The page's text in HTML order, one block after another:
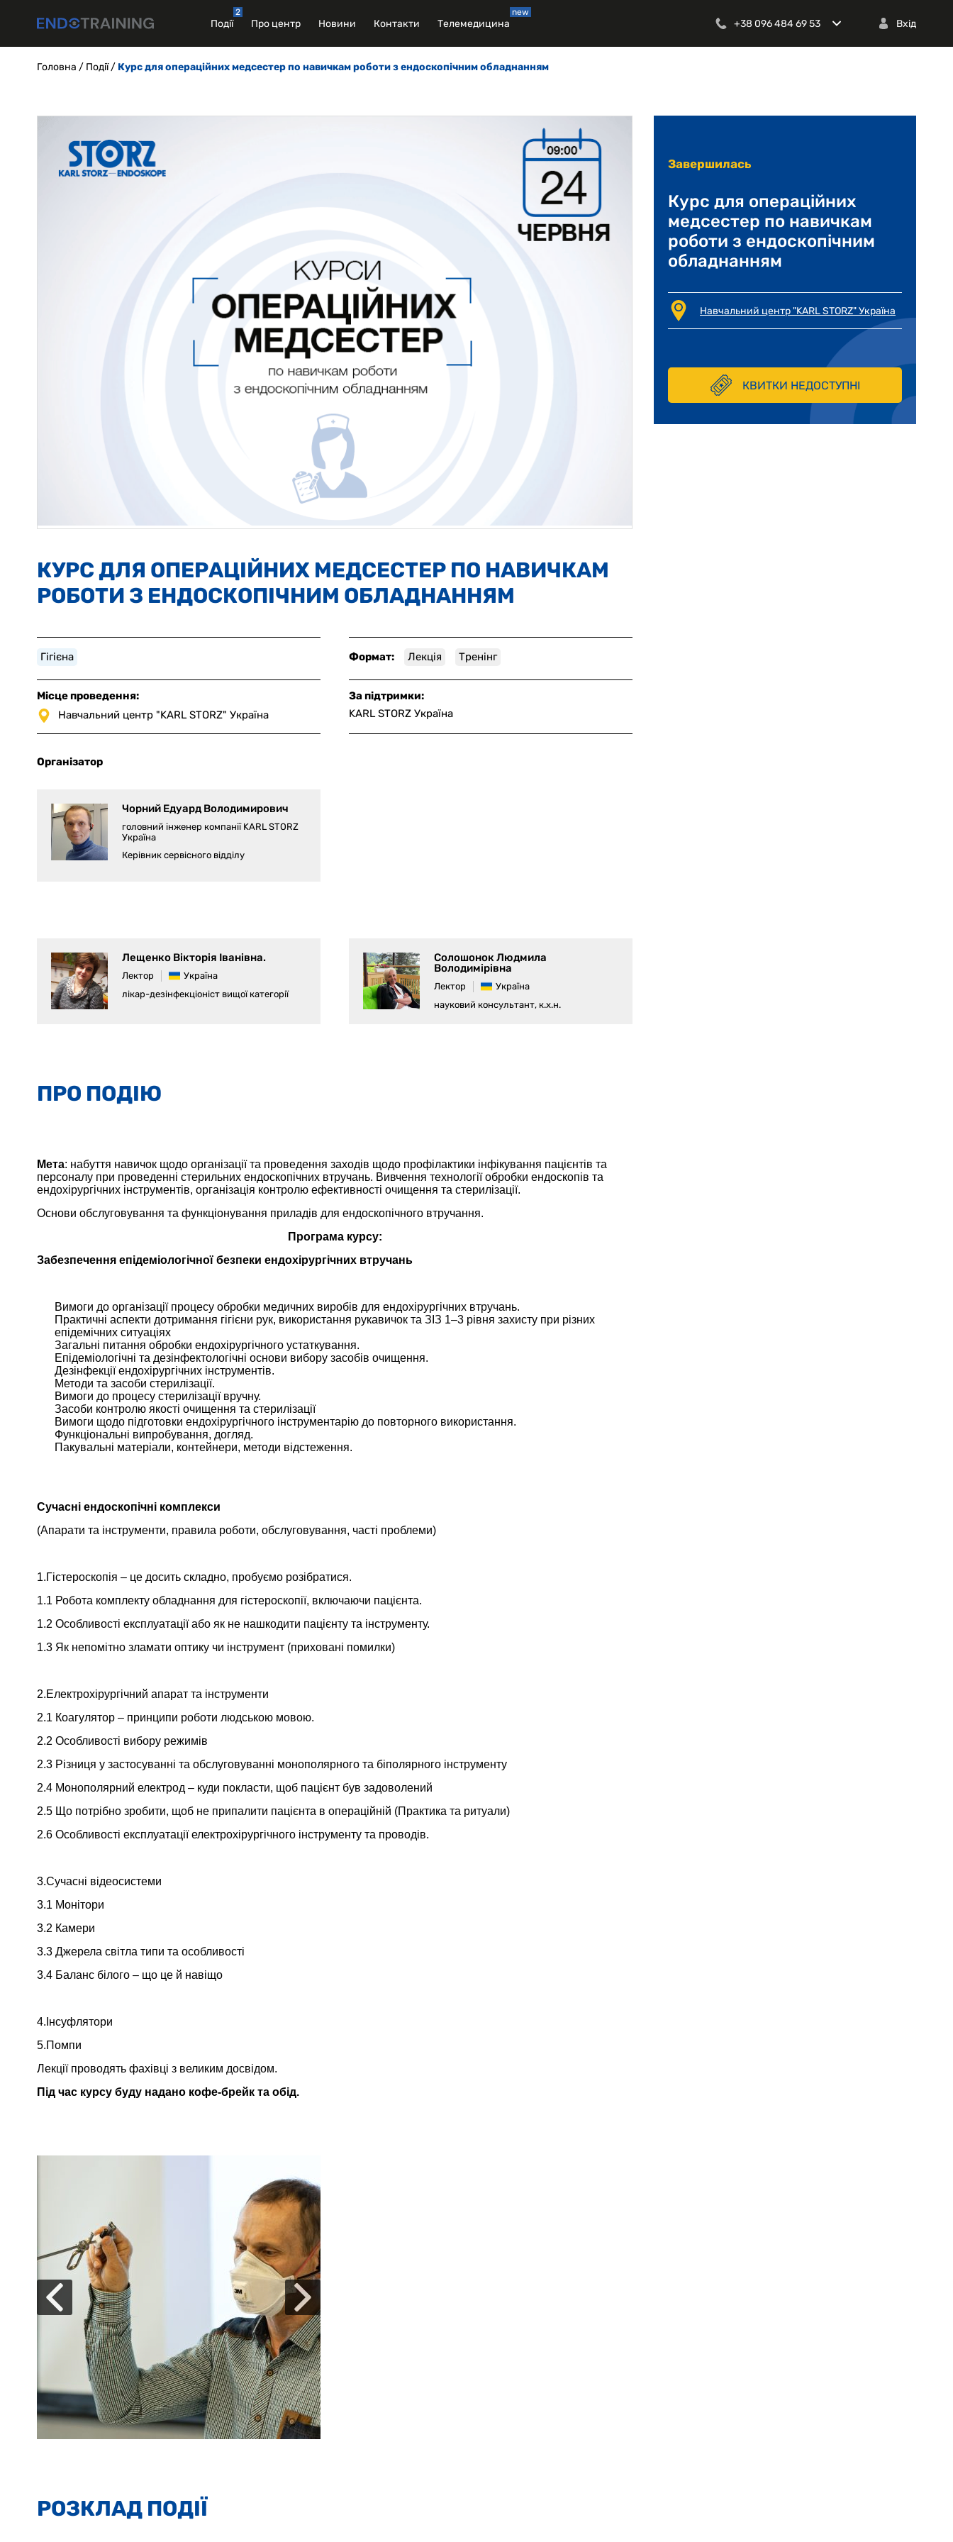
2
Події Про центр Новини Контакти
new
Телемедицина +38 096 484 69 53 Вхід
Головна / Події/ Курс для операційних медсестер по навичкам роботи з ендоскопічним обладнанням
КУРС ДЛЯ ОПЕРАЦІЙНИХ МЕДСЕСТЕР ПО НАВИЧКАМ
РОБОТИ З ЕНДОСКОПІЧНИМ ОБЛАДНАННЯМ
Гігієна
Мiсце проведення:
Навчальний центр "KARL STORZ" Україна
Формат: Лекція Тренінг
За підтримки:
KARL STORZ Україна
Організатор
Чорний Едуард Володимирович
головний інженер компанії KARL STORZ
Україна
Керівник сервісного відділу
Лещенко Вікторія Іванівна.
Лектор
Україна
лікар-дезінфекціоніст вищої категорії
Солошонок Людмила
Володимірівна
Лектор
Україна
науковий консультант, к.х.н.
ПРО ПОДІЮ
Мета: набуття навичок щодо організації та проведення заходів щодо профілактики інфікування пацієнтів та
персоналу при проведенні стерильних ендоскопічних втручань. Вивчення технології обробки ендоскопів та
ендохірургічних інструментів, організація контролю ефективності очищення та стерилізації.
Основи обслуговування та функціонування приладів для ендоскопічного втручання.
Програма курсу:
Забезпечення епідеміологічної безпеки ендохірургічних втручань
Вимоги до організації процесу обробки медичних виробів для ендохірургічних втручань.
Практичні аспекти дотримання гігієни рук, використання рукавичок та ЗІЗ 1–3 рівня захисту при різних
епідемічних ситуаціях
Загальні питання обробки ендохірургічного устаткування.
Епідеміологічні та дезінфектологічні основи вибору засобів очищення.
Дезінфекції ендохірургічних інструментів.
Методи та засоби стерилізації.
Вимоги до процесу стерилізації вручну.
Засоби контролю якості очищення та стерилізації
Вимоги щодо підготовки ендохірургічного інструментарію до повторного використання.
Функціональні випробування, догляд.
Пакувальні матеріали, контейнери, методи відстеження.
Сучасні ендоскопічні комплекси
(Апарати та інструменти, правила роботи, обслуговування, часті проблеми)
1.Гістероскопія – це досить складно, пробуємо розібратися.
1.1 Робота комплекту обладнання для гістероскопії, включаючи пацієнта.
1.2 Особливості експлуатації або як не нашкодити пацієнту та інструменту.
1.3 Як непомітно зламати оптику чи інструмент (приховані помилки)
2.Електрохірургічний апарат та інструменти
2.1 Коагулятор – принципи роботи людською мовою.
2.2 Особливості вибору режимів
2.3 Різниця у застосуванні та обслуговуванні монополярного та біполярного інструменту
2.4 Монополярний електрод – куди покласти, щоб пацієнт був задоволений
2.5 Що потрібно зробити, щоб не припалити пацієнта в операційній (Практика та ритуали)
2.6 Особливості експлуатації електрохірургічного інструменту та проводів.
3.Сучасні відеосистеми
3.1 Монітори
3.2 Камери
3.3 Джерела світла типи та особливості
3.4 Баланс білого – що це й навіщо
4.Інсуфлятори
5.Помпи
Лекції проводять фахівці з великим досвідом.
Під час курсу буду надано кофе-брейк та обід.
РОЗКЛАД ПОДІЇ
Завершилась
Курс для операційних
медсестер по навичкам
роботи з ендоскопічним
обладнанням
Навчальний центр "KARL STORZ" Україна
КВИТКИ НЕДОСТУПНІ